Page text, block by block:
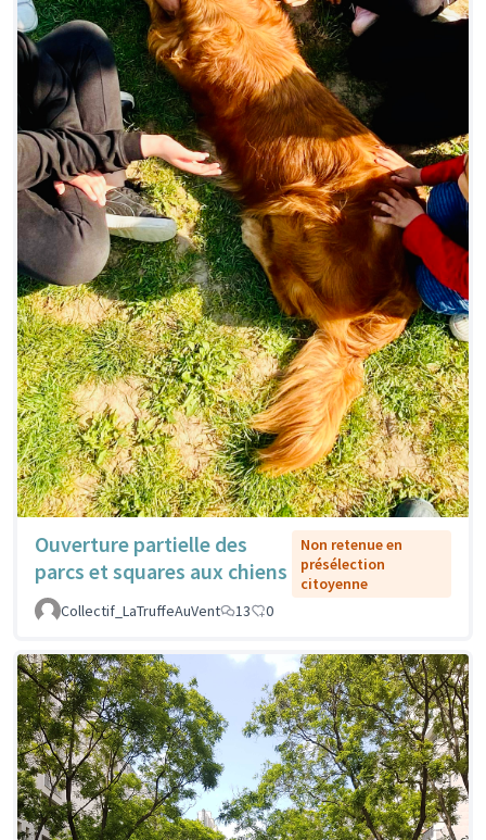
Ouverture partielle des
parcs et squares aux chiens
Non retenue en
présélection
citoyenne
Collectif_LaTruffeAuVent
13 0